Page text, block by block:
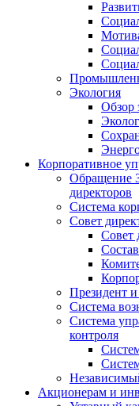
Экология
Обзор
Корпоративное
Обращение
директоров
Система
Совет
Совет
Президент
Система
Система
контроля
Акционерам и